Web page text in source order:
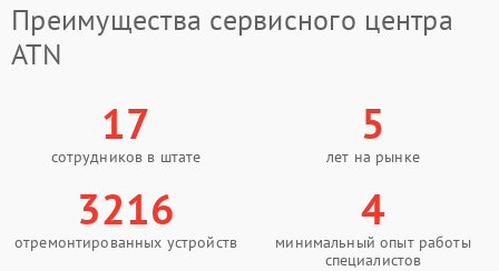
Преимущества сервисного центра
ATN
17
сотрудников в штате
5
лет на рынке
3216
отремонтированных устройств
4
минимальный опыт работы
специалистов